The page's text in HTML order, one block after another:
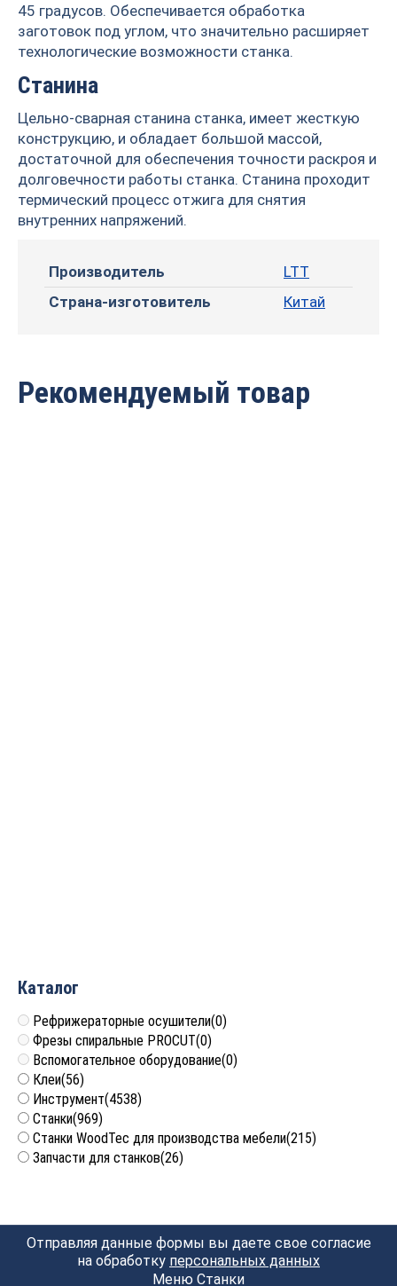
45 градусов. Обеспечивается обработка
заготовок под углом, что значительно расширяет
технологические возможности станка.
Станина
Цельно-сварная станина станка, имеет жесткую
конструкцию, и обладает большой массой,
достаточной для обеспечения точности раскроя и
долговечности работы станка. Станина проходит
термический процесс отжига для снятия
внутренних напряжений.
Производитель
LTT
Страна-изготовитель
Китай
Рекомендуемый товар
Каталог
Рефрижераторные осушители(0)
Фрезы спиральные PROCUT(0)
Вспомогательное оборудование(0)
Клеи(56)
Инструмент(4538)
Станки(969)
Станки WoodTec для производства мебели(215)
Запчасти для станков(26)
Отправляя данные формы вы даете свое согласие
на обработку персональных данных
Меню Станки